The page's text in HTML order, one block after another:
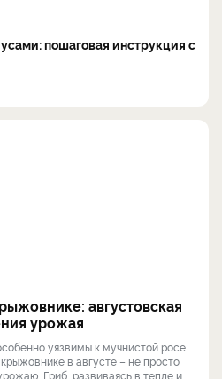
пошаговая инструкция с
августовская
урожая
уязвимы к мучнистой росе
в августе – не просто
Гриб, развиваясь в тепле и